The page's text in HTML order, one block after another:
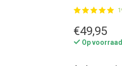
€49,95
Op voorraad